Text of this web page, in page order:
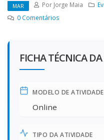
MAR Por Jorge Maia
0 Comentários
FICHA TÉCNICA
MODELO DE ATIVIDADE
Online
TIPO DA ATIVIDADE